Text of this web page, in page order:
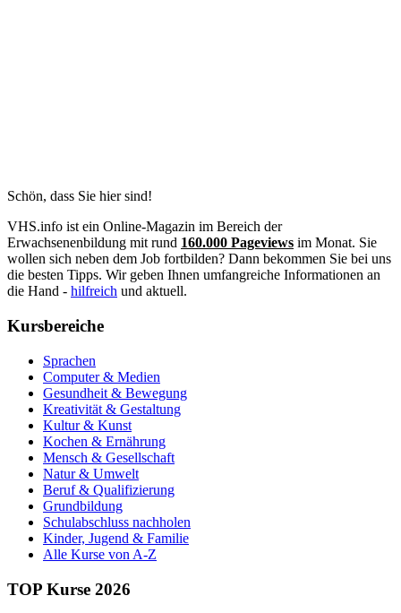
Schön, dass Sie hier sind!
VHS.info ist ein Online-Magazin im Bereich der
Erwachsenenbildung mit rund 160.000 Pageviews im Monat. Sie
wollen sich neben dem Job fortbilden? Dann bekommen Sie bei uns
die besten Tipps. Wir geben Ihnen umfangreiche Informationen an
die Hand - hilfreich und aktuell.
Kursbereiche
Sprachen
Computer & Medien
Gesundheit & Bewegung
Kreativität & Gestaltung
Kultur & Kunst
Kochen & Ernährung
Mensch & Gesellschaft
Natur & Umwelt
Beruf & Qualifizierung
Grundbildung
Schulabschluss nachholen
Kinder, Jugend & Familie
Alle Kurse von A-Z
TOP Kurse 2026